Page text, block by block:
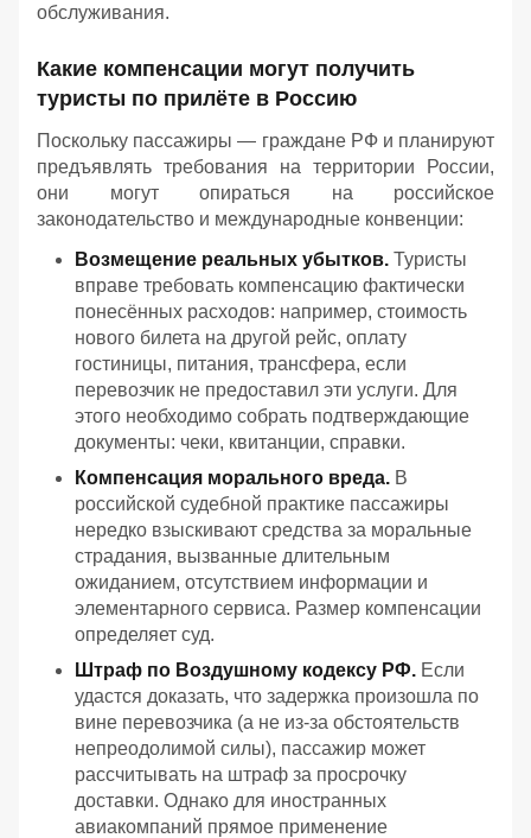
обслуживания.
Какие компенсации могут получить
туристы по прилёте в Россию
Поскольку пассажиры — граждане РФ и планируют
предъявлять требования на территории России,
они могут опираться на российское
законодательство и международные конвенции:
Возмещение реальных убытков. Туристы
вправе требовать компенсацию фактически
понесённых расходов: например, стоимость
нового билета на другой рейс, оплату
гостиницы, питания, трансфера, если
перевозчик не предоставил эти услуги. Для
этого необходимо собрать подтверждающие
документы: чеки, квитанции, справки.
Компенсация морального вреда. В
российской судебной практике пассажиры
нередко взыскивают средства за моральные
страдания, вызванные длительным
ожиданием, отсутствием информации и
элементарного сервиса. Размер компенсации
определяет суд.
Штраф по Воздушному кодексу РФ. Если
удастся доказать, что задержка произошла по
вине перевозчика (а не из‑за обстоятельств
непреодолимой силы), пассажир может
рассчитывать на штраф за просрочку
доставки. Однако для иностранных
авиакомпаний прямое применение